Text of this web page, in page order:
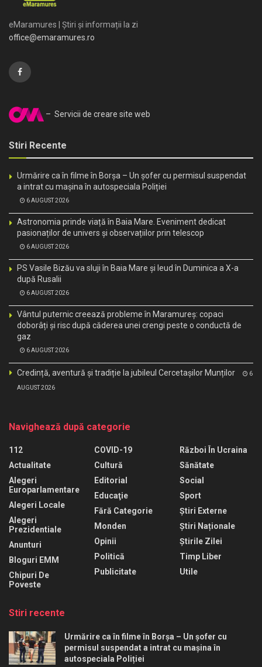
eMaramures | Știri și informații la zi
office@emaramures.ro
– Servicii de creare site web
Stiri Recente
Urmărire ca în filme în Borșa – Un șofer cu permisul suspendat
a intrat cu mașina în autospeciala Poliției
6 AUGUST 2026
Astronomia prinde viață în Baia Mare. Eveniment dedicat
pasionaților de univers și observațiilor prin telescop
6 AUGUST 2026
PS Vasile Bizău va sluji în Baia Mare și Ieud în Duminica a X-a
după Rusalii
6 AUGUST 2026
Vântul puternic creează probleme în Maramureș: copaci
doborâți și risc după căderea unei crengi peste o conductă de
gaz
6 AUGUST 2026
Credință, aventură și tradiție la jubileul Cercetașilor Munților 6
AUGUST 2026
Navighează după categorie
112
Actualitate
Alegeri
Europarlamentare
Alegeri Locale
Alegeri
Prezidentiale
Anunturi
Bloguri EMM
Chipuri De
Poveste
COVID-19
Cultură
Editorial
Educaţie
Fără Categorie
Monden
Opinii
Politică
Publicitate
Război În Ucraina
Sănătate
Social
Sport
Știri Externe
Știri Naționale
Știrile Zilei
Timp Liber
Utile
Stiri recente
Urmărire ca în filme în Borșa – Un șofer cu
permisul suspendat a intrat cu mașina în
autospeciala Poliției